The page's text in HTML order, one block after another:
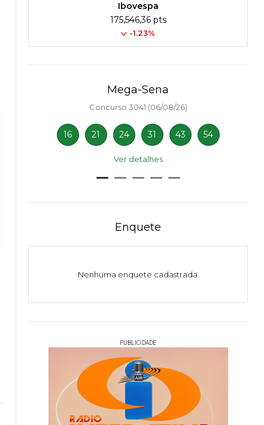
Ibovespa
175,546,36 pts
-1.23%
Mega-Sena
Concurso 3041 (06/08/26)
16 21 24 31 43 54
Ver detalhes
Enquete
Nenhuma enquete cadastrada
PUBLICIDADE